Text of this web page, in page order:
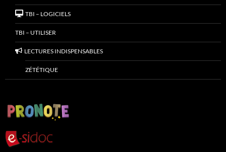
TBI – LOGICIELS
TBI – UTILISER
LECTURES INDISPENSABLES
ZÉTÉTIQUE